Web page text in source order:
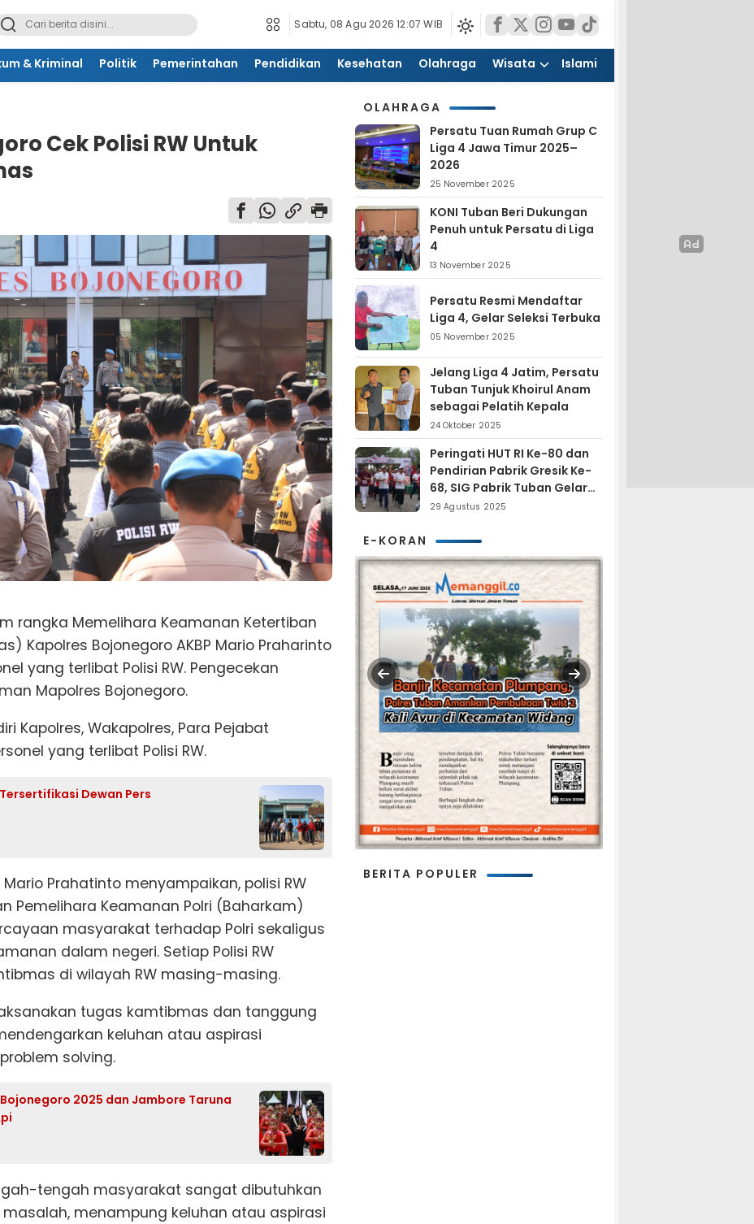
Sabtu, 08 Agu 2026 12:07 WIB
& Kriminal Politik Pemerintahan Pendidikan Kesehatan Olahraga Wisata Islami
Cek Polisi RW Untuk
rangka Memelihara Keamanan Ketertiban
Kapolres Bojonegoro AKBP Mario Praharinto
yang terlibat Polisi RW. Pengecekan
Mapolres Bojonegoro.
Kapolres, Wakapolres, Para Pejabat
yang terlibat Polisi RW.
Dewan Pers
Mario Prahatinto menyampaikan, polisi RW
Pemelihara Keamanan Polri (Baharkam)
masyarakat terhadap Polri sekaligus
dalam negeri. Setiap Polisi RW
di wilayah RW masing-masing.
tugas kamtibmas dan tanggung
keluhan atau aspirasi
solving.
2025 dan Jambore Taruna
tengah masyarakat sangat dibutuhkan
menampung keluhan atau aspirasi
OLAHRAGA
Persatu Tuan Rumah Grup C
Liga 4 Jawa Timur 2025–
2026
25 November 2025
KONI Tuban Beri Dukungan
Penuh untuk Persatu di Liga
4
13 November 2025
Persatu Resmi Mendaftar
Liga 4, Gelar Seleksi Terbuka
05 November 2025
Jelang Liga 4 Jatim, Persatu
Tuban Tunjuk Khoirul Anam
sebagai Pelatih Kepala
24 Oktober 2025
Peringati HUT RI Ke-80 dan
Pendirian Pabrik Gresik Ke-
68, SIG Pabrik Tuban Gelar
Fun Trail Run
29 Agustus 2025
E-KORAN
BERITA POPULER